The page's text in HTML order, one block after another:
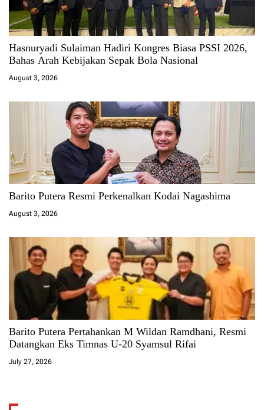
Hasnuryadi Sulaiman Hadiri Kongres Biasa PSSI 2026,
Bahas Arah Kebijakan Sepak Bola Nasional
August 3, 2026
Barito Putera Resmi Perkenalkan Kodai Nagashima
August 3, 2026
Barito Putera Pertahankan M Wildan Ramdhani, Resmi
Datangkan Eks Timnas U-20 Syamsul Rifai
July 27, 2026